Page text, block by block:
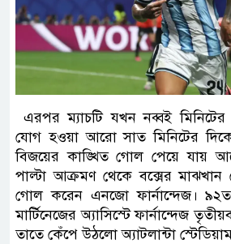
এরপর ম্যাচটি যখন নব্বই
যোগ হওয়া আরো সাত মিনিটের
বিজয়ের কাঙ্খিত গোল পেয়ে যায়
পাল্টা আক্রমণ থেকে বক্সের
গোল করেন এনজো ফার্নান্দেজ।
মার্টিনেজের অ্যাসিস্টে ফার্নান্দেজ
তাতে কেঁপে উঠলো অ্যাটলান্টা